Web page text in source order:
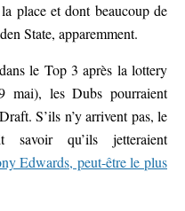
place et dont beaucoup de
State, apparemment.
le Top 3 après la lottery
les Dubs pourraient
S’ils n’y arrivent pas, le
savoir qu’ils jetteraient
Edwards, peut-être le plus